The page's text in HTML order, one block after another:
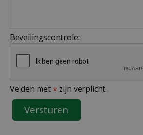
Beveilingscontrole:
Velden met * zijn verplicht.